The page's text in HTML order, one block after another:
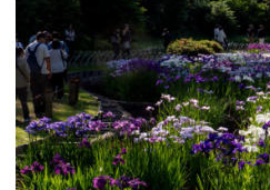
発
売
記
念
川
水
辺
公
と
Irodori-
TTS
v3